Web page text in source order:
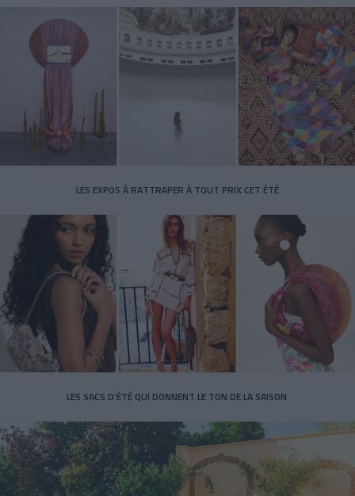
LES EXPOS À RATTRAPER À TOUT PRIX CET ÉTÉ
LES SACS D’ÉTÉ QUI DONNENT LE TON DE LA SAISON